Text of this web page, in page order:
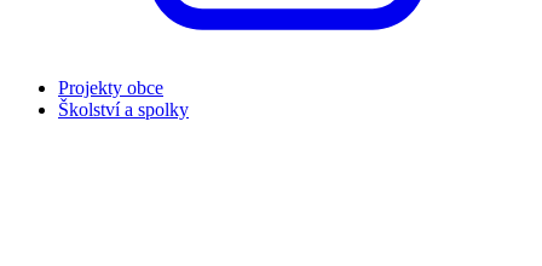
Projekty obce
Školství a spolky